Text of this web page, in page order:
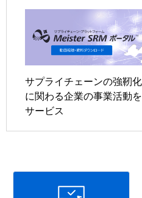
サプライチェーンの強靭
に関わる企業の事業活動
サービス